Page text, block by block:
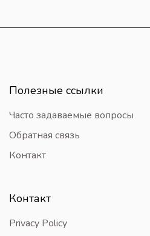
Полезные ссылки
Часто задаваемые вопросы
Обратная связь
Контакт
Контакт
Privacy Policy